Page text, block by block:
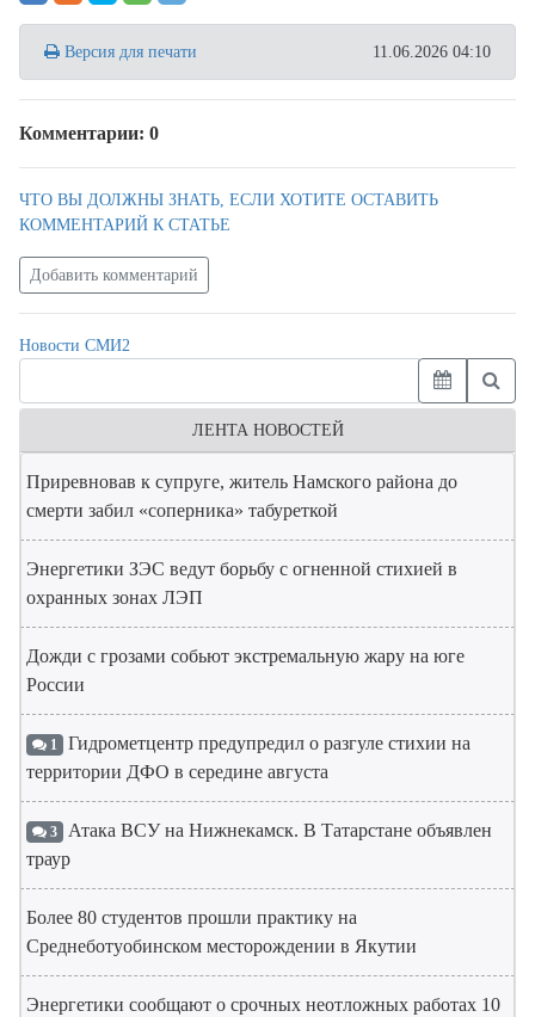
Версия для печати 11.06.2026 04:10
Комментарии: 0
ЧТО ВЫ ДОЛЖНЫ ЗНАТЬ, ЕСЛИ ХОТИТЕ ОСТАВИТЬ
КОММЕНТАРИЙ К СТАТЬЕ
Добавить комментарий
Новости СМИ2
ЛЕНТА НОВОСТЕЙ
Приревновав к супруге, житель Намского района до
смерти забил «соперника» табуреткой
Энергетики ЗЭС ведут борьбу с огненной стихией в
охранных зонах ЛЭП
Дожди с грозами собьют экстремальную жару на юге
России
1 Гидрометцентр предупредил о разгуле стихии на
территории ДФО в середине августа
3 Атака ВСУ на Нижнекамск. В Татарстане объявлен
траур
Более 80 студентов прошли практику на
Среднеботуобинском месторождении в Якутии
Энергетики сообщают о срочных неотложных работах 10